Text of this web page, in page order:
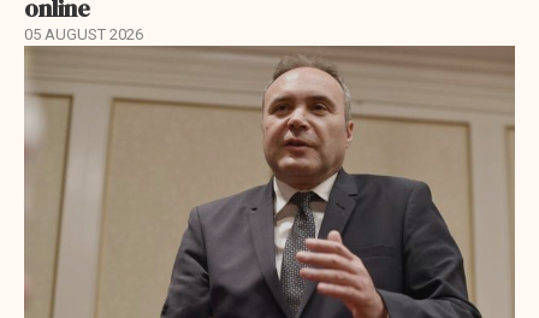
online
05 AUGUST 2026